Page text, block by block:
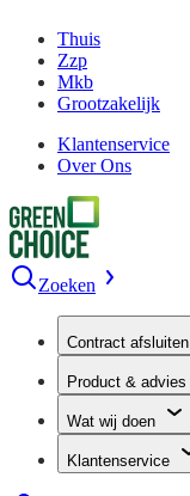
Thuis
Zzp
Mkb
Grootzakelijk
Klantenservice
Over Ons
Zoeken
Contract afsluiten
Product & advies
Wat wij doen
Klantenservice